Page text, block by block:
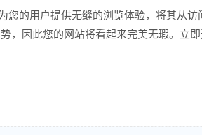
您的用户提供无缝的浏览体验，将其从
，因此您的网站将看起来完美无瑕。立